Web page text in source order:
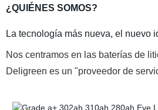
¿QUIÉNES SOMOS?
La tecnología más nueva, el nuevo
Nos centramos en las baterías de
Deligreen es un "proveedor de